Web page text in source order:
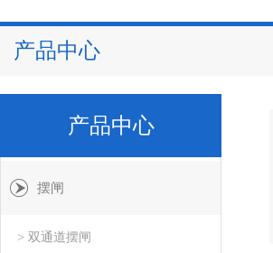
产品中心
产品中心
摆闸
> 双通道摆闸